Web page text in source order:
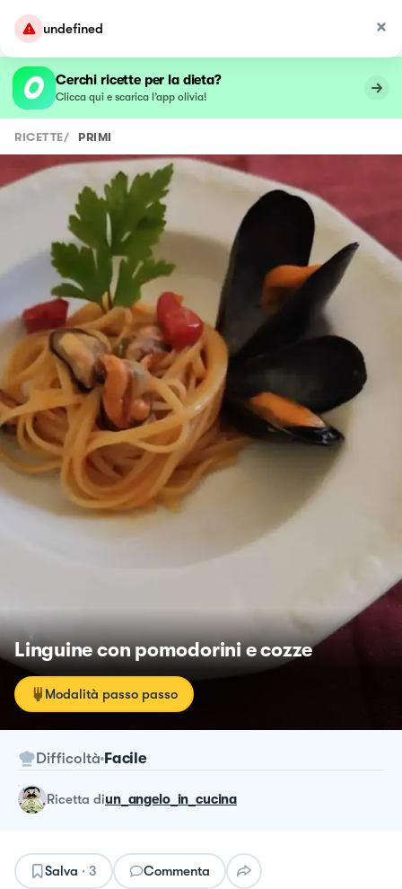
undefined
Cerchi ricette per la dieta?
Clicca qui e scarica l’app olivia!
RICETTE/ PRIMI
Linguine con pomodorini e cozze
Modalità passo passo
Difficoltà Facile
ricetta diun_angelo_in_cucina
Salva · 3 Commenta